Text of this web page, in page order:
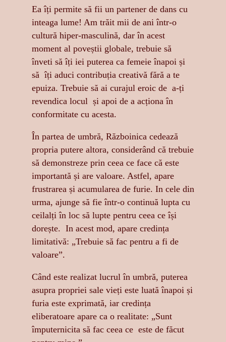
Ea îți permite să fii un partener de dans cu
inteaga lume! Am trăit mii de ani într-o
cultură hiper-masculină, dar în acest
moment al poveștii globale, trebuie să
înveti să îți iei puterea ca femeie înapoi și
să îți aduci contribuția creativă fără a te
epuiza. Trebuie să ai curajul eroic de a-ți
revendica locul și apoi de a acționa în
conformitate cu acesta.
În partea de umbră, Războinica cedează
propria putere altora, considerând că trebuie
să demonstreze prin ceea ce face că este
importantă și are valoare. Astfel, apare
frustrarea și acumularea de furie. In cele din
urma, ajunge să fie într-o continuă lupta cu
ceilalți în loc să lupte pentru ceea ce își
dorește. In acest mod, apare credința
limitativă: „Trebuie să fac pentru a fi de
valoare”.
Când este realizat lucrul în umbră, puterea
asupra propriei sale vieți este luată înapoi și
furia este exprimată, iar credința
eliberatoare apare ca o realitate: „Sunt
împuternicita să fac ceea ce este de făcut